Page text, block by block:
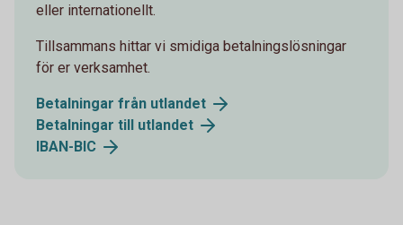
eller internationellt.
Tillsammans hittar vi smidiga betalningslösningar
för er verksamhet.
Betalningar från utlandet
Betalningar till utlandet
IBAN-BIC